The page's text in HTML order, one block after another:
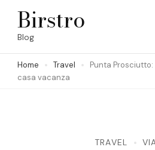
Skip
(Press
Birstro
Blog
Home Travel
Punta
casa vacanza
TRAVEL